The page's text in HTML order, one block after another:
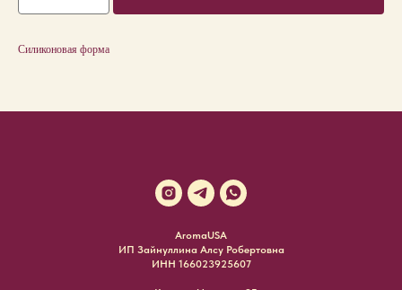
Силиконовая форма
AromaUSA
ИП Зайнуллина Алсу Робертовна
ИНН 166023925607